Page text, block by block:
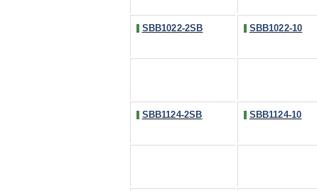
SBB1022-2SB SBB1022-10
SBB1124-2SB SBB1124-10